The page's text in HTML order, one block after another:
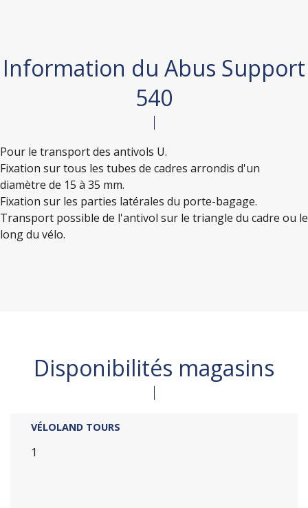
Information du Abus Support
540
Pour le transport des antivols U.
Fixation sur tous les tubes de cadres arrondis d'un
diamètre de 15 à 35 mm.
Fixation sur les parties latérales du porte-bagage.
Transport possible de l'antivol sur le triangle du cadre ou le
long du vélo.
Disponibilités magasins
VÉLOLAND TOURS
1